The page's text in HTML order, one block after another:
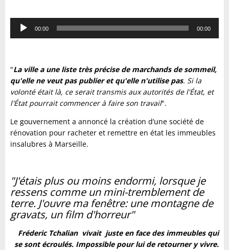
Lecteur
audio
00:00 00:00
"La ville a une liste très précise de marchands de sommeil,
qu'elle ne veut pas publier et qu'elle n'utilise pas. Si la
volonté était là, ce serait transmis aux autorités de l'État, et
l'État pourrait commencer à faire son travail".
Le gouvernement a annoncé la création d’une société de
rénovation pour racheter et remettre en état les immeubles
insalubres à Marseille.
"J'étais plus ou moins endormi, lorsque je
ressens comme un mini-tremblement de
terre. J'ouvre ma fenêtre: une montagne de
gravats, un film d'horreur"
Fréderic Tchalian vivait juste en face des immeubles qui
se sont écroulés. Impossible pour lui de retourner y vivre.